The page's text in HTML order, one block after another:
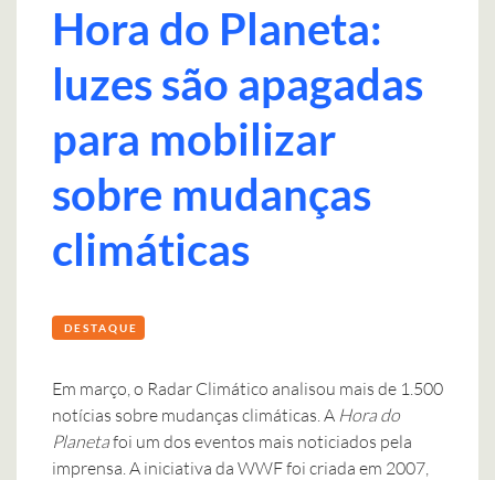
Hora do Planeta:
luzes são apagadas
para mobilizar
sobre mudanças
climáticas
DESTAQUE
Em março, o Radar Climático analisou mais de 1.500
notícias sobre mudanças climáticas. A Hora do
Planetafoi um dos eventos mais noticiados pela
imprensa. A iniciativa da WWF foi criada em 2007,